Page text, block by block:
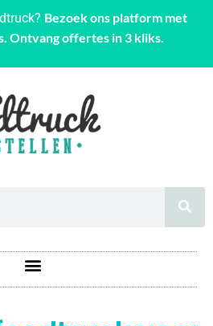
Bezoek ons platform met
Ontvang offertes in 3 kliks.